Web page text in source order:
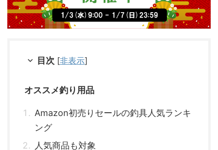
目次 [非表示]
オススメ釣り用品
Amazon初売りセールの釣具人気ランキ
ング
人気商品も対象